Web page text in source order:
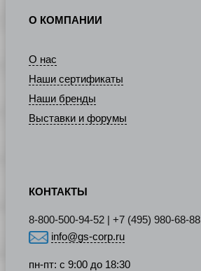
О КОМПАНИИ
О нас
Наши сертификаты
Наши бренды
Выставки и форумы
КОНТАКТЫ
8-800-500-94-52 | +7 (495) 980-68-88
info@gs-corp.ru
пн-пт: с 9:00 до 18:30